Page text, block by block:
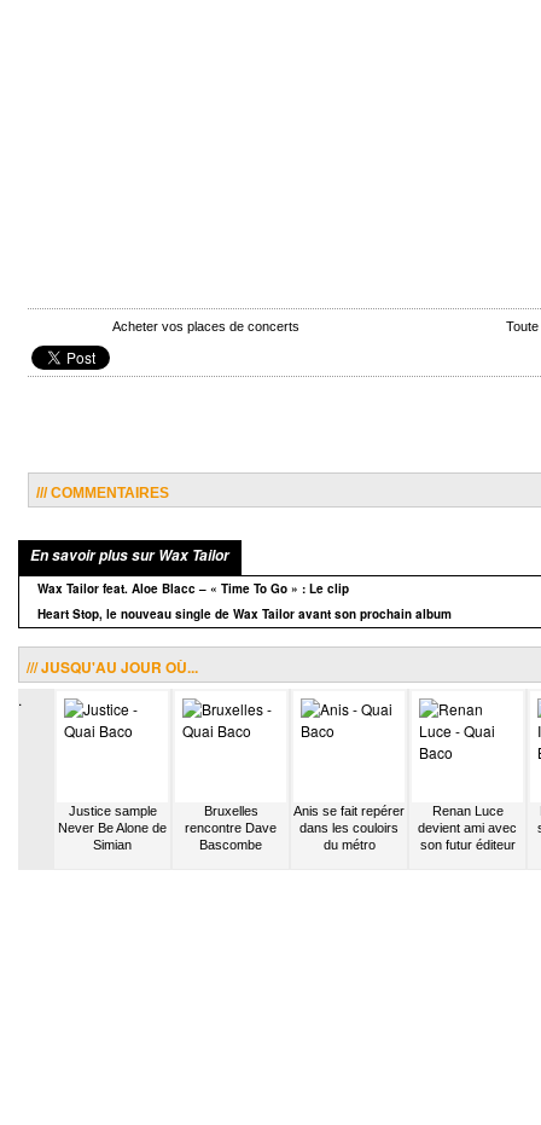
Acheter vos places de concerts
/// COMMENTAIRES
En savoir plus sur Wax Tailor
Wax Tailor feat. Aloe Blacc – « Time To Go » : Le clip
Heart Stop, le nouveau single de Wax Tailor avant son prochain album
/// JUSQU'AU JOUR OÙ...
.
Justice sample
Never Be Alone de
Simian
Bruxelles
rencontre Dave
Bascombe
Anis se fait repérer
dans les couloirs
du métro
Renan Luce
devient ami avec
son futur éditeur